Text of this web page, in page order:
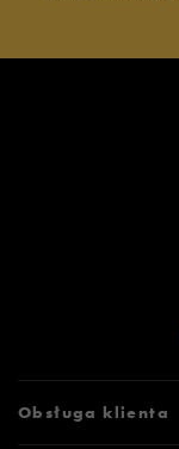
Obsługa klienta